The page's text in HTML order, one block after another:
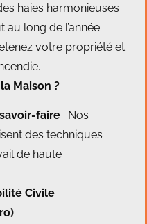
haies harmonieuses
long de l’année.
votre propriété et
Maison ?
faire : Nos
des techniques
de haute
Civile